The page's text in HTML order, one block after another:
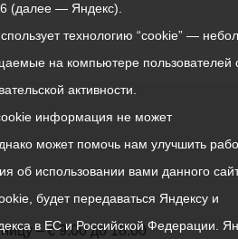
– с 9.00 до 18.00
(далее — Яндекс).
технологию “cookie” —
на компьютере пользователей
активности.
информация не может
может помочь нам улучшить
об использовании вами данного
будет передаваться Яндексу и
в ЕС и Российской Федерации.